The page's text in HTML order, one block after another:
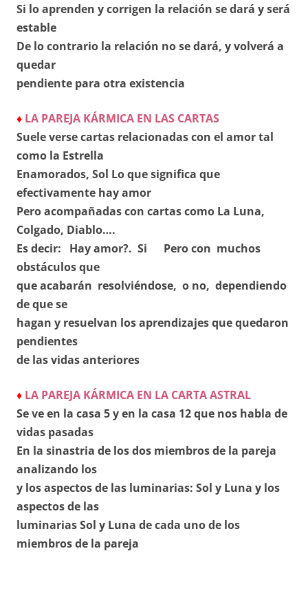
Si lo aprenden y corrigen la relación se dará y será
estable
De lo contrario la relación no se dará, y volverá a
quedar
pendiente para otra existencia
♦ LA PAREJA KÁRMICA EN LAS CARTAS
Suele verse cartas relacionadas con el amor tal
como la Estrella
Enamorados, Sol Lo que significa que
efectivamente hay amor
Pero acompañadas con cartas como La Luna,
Colgado, Diablo….
Es decir: Hay amor?. Si Pero con muchos
obstáculos que
que acabarán resolviéndose, o no, dependiendo
de que se
hagan y resuelvan los aprendizajes que quedaron
pendientes
de las vidas anteriores
♦ LA PAREJA KÁRMICA EN LA CARTA ASTRAL
Se ve en la casa 5 y en la casa 12 que nos habla de
vidas pasadas
En la sinastria de los dos miembros de la pareja
analizando los
y los aspectos de las luminarias: Sol y Luna y los
aspectos de las
luminarias Sol y Luna de cada uno de los
miembros de la pareja